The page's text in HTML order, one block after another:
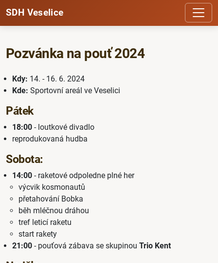
SDH Veselice
Pozvánka na pouť 2024
Kdy: 14. - 16. 6. 2024
Kde: Sportovní areál ve Veselici
Pátek
18:00 - loutkové divadlo
reprodukovaná hudba
Sobota:
14:00 - raketové odpoledne plné her
výcvik kosmonautů
přetahování Bobka
běh mléčnou dráhou
tref leticí raketu
start rakety
21:00 - pouťová zábava se skupinou Trio Kent